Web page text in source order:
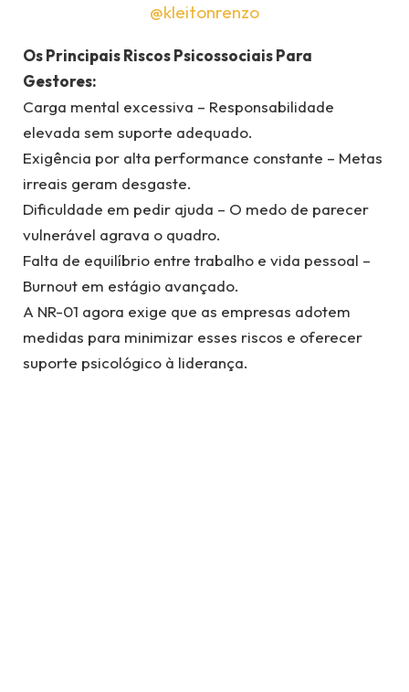
@kleitonrenzo
Os Principais Riscos Psicossociais Para
Gestores:
Carga mental excessiva – Responsabilidade
elevada sem suporte adequado.
Exigência por alta performance constante – Metas
irreais geram desgaste.
Dificuldade em pedir ajuda – O medo de parecer
vulnerável agrava o quadro.
Falta de equilíbrio entre trabalho e vida pessoal –
Burnout em estágio avançado.
A NR-01 agora exige que as empresas adotem
medidas para minimizar esses riscos e oferecer
suporte psicológico à liderança.